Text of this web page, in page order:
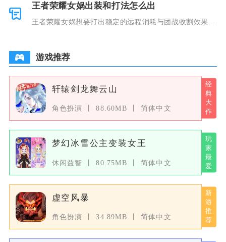
王者荣耀女娲出装和打法怎么出
王者荣耀女娲想要打出稳定的远程消耗与团战收割效果，
游戏推荐
轩辕剑龙舞云山
角色扮演 88.60MB 简体中文
梦幻冰雪公主变装女王
休闲益智 80.75MB 简体中文
虚空风暴
角色扮演 34.89MB 简体中文